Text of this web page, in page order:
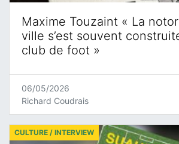
Maxime Touzaint « La
ville s’est souvent
club de foot »
06/05/2026
Richard Coudrais
CULTURE / INTERVIEW